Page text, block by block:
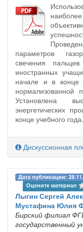
параметров
свечения
иностранных
начале и в конце
нормализованной
Установлена
энергетических
конце учебного года.
Дискуссионная
Дата публикации:
Оцените материал
Лыгин Сергей
Мустафина Юлия
Бирский филиал
государственный